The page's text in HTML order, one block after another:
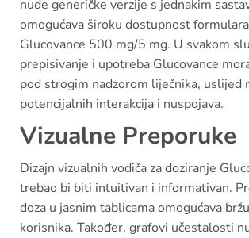
nude generičke verzije s jednakim
omogućava široku dostupnost
Glucovance 500 mg/5 mg. U svakom
prepisivanje i upotreba Glucovance
pod strogim nadzorom liječnika, uslijed
potencijalnih interakcija i nuspojava.
Vizualne Preporuke
Dizajn vizualnih vodiča za doziranje
trebao bi biti intuitivan i informativan.
doza u jasnim tablicama omogućava
korisnika. Također, grafovi učestalosti